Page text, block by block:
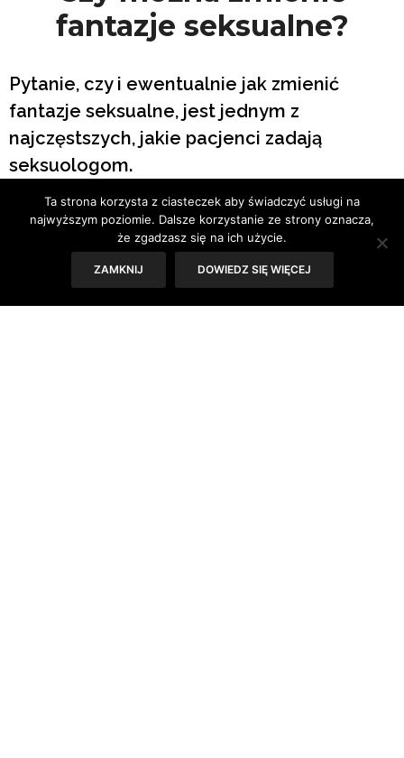
fantazje seksualne?
Pytanie, czy i ewentualnie jak zmienić
fantazje seksualne, jest jednym z
najczęstszych, jakie pacjenci zadają
seksuologom.
Tekst: Sylwia Skorstad
Ta strona korzysta z ciasteczek aby świadczyć usługi na
najwyższym poziomie. Dalsze korzystanie ze strony oznacza,
że zgadzasz się na ich użycie.
ZAMKNIJ DOWIEDZ SIĘ WIĘCEJ